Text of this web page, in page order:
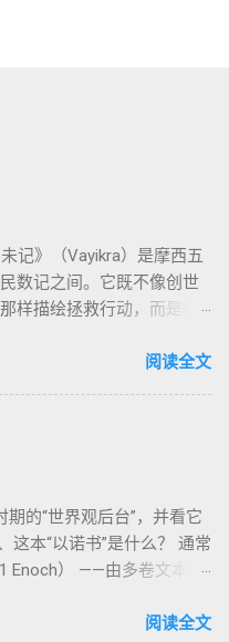
记》（Vayikra）是摩西五
数记之间。它既不像创世
样描绘拯救行动，而是将
了 神的临在如何规范人类
未记19:2） 这节经文构成
归属于神”。 《利未记》教
，更是生活方式。 二、献
描述五种祭： 燔祭
罪； 素祭 （minchah）：
针对无意之罪的遮盖； 赎愆
阅读全文
的“世界观后台”，并看它
这本“以诺书”是什么？ 通常
Enoch） ——由多卷文本构
典之内（ 埃塞俄比亚正教
阅读全文